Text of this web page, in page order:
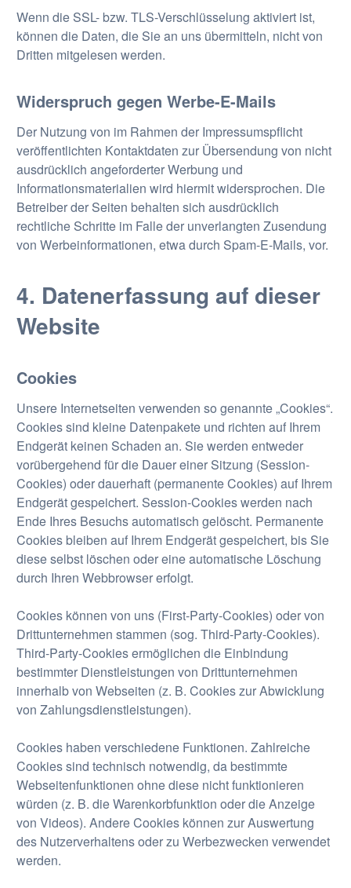
Wenn die SSL- bzw. TLS-Verschlüsselung aktiviert ist,
können die Daten, die Sie an uns übermitteln, nicht von
Dritten mitgelesen werden.
Widerspruch gegen Werbe-E-Mails
Der Nutzung von im Rahmen der Impressumspflicht
veröffentlichten Kontaktdaten zur Übersendung von nicht
ausdrücklich angeforderter Werbung und
Informationsmaterialien wird hiermit widersprochen. Die
Betreiber der Seiten behalten sich ausdrücklich
rechtliche Schritte im Falle der unverlangten Zusendung
von Werbeinformationen, etwa durch Spam-E-Mails, vor.
4. Datenerfassung auf dieser
Website
Cookies
Unsere Internetseiten verwenden so genannte „Cookies“.
Cookies sind kleine Datenpakete und richten auf Ihrem
Endgerät keinen Schaden an. Sie werden entweder
vorübergehend für die Dauer einer Sitzung (Session-
Cookies) oder dauerhaft (permanente Cookies) auf Ihrem
Endgerät gespeichert. Session-Cookies werden nach
Ende Ihres Besuchs automatisch gelöscht. Permanente
Cookies bleiben auf Ihrem Endgerät gespeichert, bis Sie
diese selbst löschen oder eine automatische Löschung
durch Ihren Webbrowser erfolgt.
Cookies können von uns (First-Party-Cookies) oder von
Drittunternehmen stammen (sog. Third-Party-Cookies).
Third-Party-Cookies ermöglichen die Einbindung
bestimmter Dienstleistungen von Drittunternehmen
innerhalb von Webseiten (z. B. Cookies zur Abwicklung
von Zahlungsdienstleistungen).
Cookies haben verschiedene Funktionen. Zahlreiche
Cookies sind technisch notwendig, da bestimmte
Webseitenfunktionen ohne diese nicht funktionieren
würden (z. B. die Warenkorbfunktion oder die Anzeige
von Videos). Andere Cookies können zur Auswertung
des Nutzerverhaltens oder zu Werbezwecken verwendet
werden.